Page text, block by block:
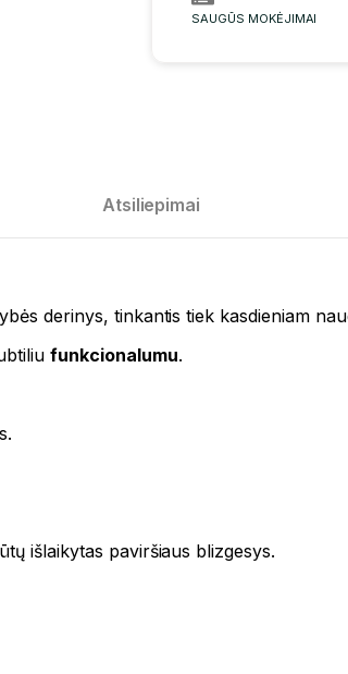
SAUGŪS MOKĖJIMAI
Atsiliepimai
derinys, tinkantis tiek kasdieniam
funkcionalumu.
išlaikytas paviršiaus blizgesys.